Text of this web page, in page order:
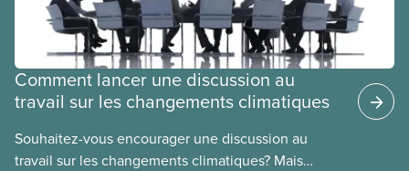
Comment lancer une discussion au
travail sur les changements climatiques
Souhaitez-vous encourager une discussion au
travail sur les changements climatiques? Mais